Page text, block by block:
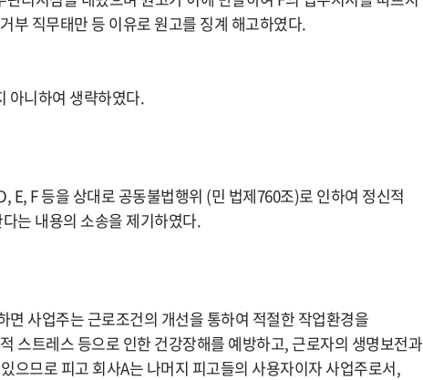
부 직무태만 등 이유로 원고를 징계 해고하였다.
아니하여 생략하였다.
E, F 등을 상대로 공동불법행위 (민 법제760조)로 인하여 정신적
는 내용의 소송을 제기하였다.
면 사업주는 근로조건의 개선을 통하여 적절한 작업환경을
스트레스 등으로 인한 건강장해를 예방하고, 근로자의 생명보전과
으므로 피고 회사A는 나머지 피고들의 사용자이자 사업주로서,